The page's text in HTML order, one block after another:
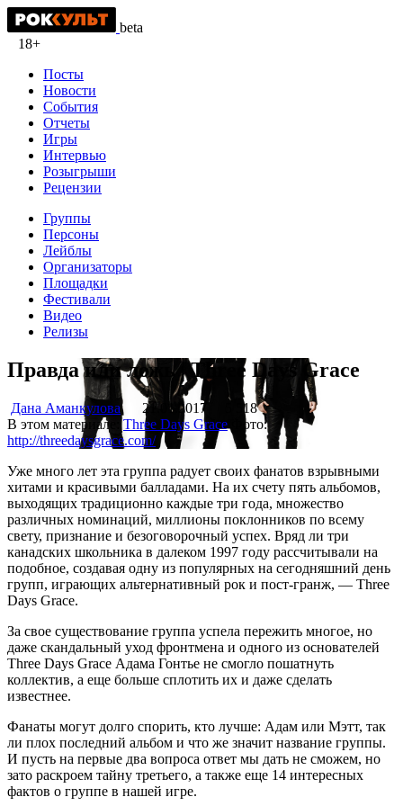
beta
18+
Посты
Новости
События
Отчеты
Игры
Интервью
Розыгрыши
Рецензии
Группы
Персоны
Лейблы
Организаторы
Площадки
Фестивали
Видео
Релизы
Правда или ложь | Three Days Grace
Дана Аманкулова 21.01.2017
5 518
В этом материале:Three Days Grace
Фото:
http://threedaysgrace.com/
Уже много лет эта группа радует своих фанатов взрывными
хитами и красивыми балладами. На их счету пять альбомов,
выходящих традиционно каждые три года, множество
различных номинаций, миллионы поклонников по всему
свету, признание и безоговорочный успех. Вряд ли три
канадских школьника в далеком 1997 году рассчитывали на
подобное, создавая одну из популярных на сегодняшний день
групп, играющих альтернативный рок и пост-гранж, — Three
Days Grace.
За свое существование группа успела пережить многое, но
даже скандальный уход фронтмена и одного из основателей
Three Days Grace Адама Гонтье не смогло пошатнуть
коллектив, а еще больше сплотить их и даже сделать
известнее.
Фанаты могут долго спорить, кто лучше: Адам или Мэтт, так
ли плох последний альбом и что же значит название группы.
И пусть на первые два вопроса ответ мы дать не сможем, но
зато раскроем тайну третьего, а также еще 14 интересных
фактов о группе в нашей игре.